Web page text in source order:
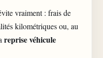
vraiment : frais de
kilométriques ou, au
reprise véhicule